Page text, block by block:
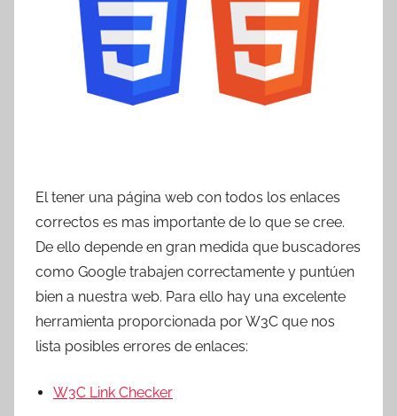
e
s
El tener una página web con todos los enlaces
correctos es mas importante de lo que se cree.
De ello depende en gran medida que buscadores
como Google trabajen correctamente y puntúen
bien a nuestra web. Para ello hay una excelente
herramienta proporcionada por W3C que nos
lista posibles errores de enlaces:
W3C Link Checker